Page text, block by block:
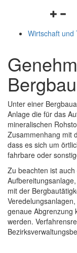
und
Wirtschaft und
Unter einer
Anlage die für das
mineralischen
Zusammenhang mit
dass es sich um
fahrbare oder
Zu beachten ist
mit der
genaue Abgrenzung
werden.